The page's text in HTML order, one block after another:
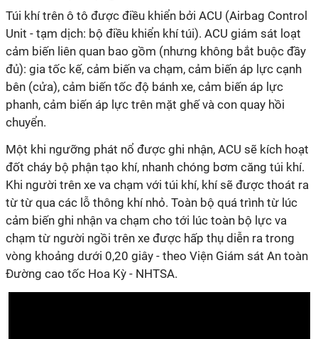
Túi khí trên ô tô được điều khiển bởi ACU (Airbag Control
Unit - tạm dịch: bộ điều khiển khí túi). ACU giám sát loạt
cảm biến liên quan bao gồm (nhưng không bắt buộc đầy
đủ): gia tốc kế, cảm biến va chạm, cảm biến áp lực cạnh
bên (cửa), cảm biến tốc độ bánh xe, cảm biến áp lực
phanh, cảm biến áp lực trên mặt ghế và con quay hồi
chuyển.
Một khi ngưỡng phát nổ được ghi nhận, ACU sẽ kích hoạt
đốt cháy bộ phận tạo khí, nhanh chóng bơm căng túi khí.
Khi người trên xe va chạm với túi khí, khí sẽ được thoát ra
từ từ qua các lỗ thông khí nhỏ. Toàn bộ quá trình từ lúc
cảm biến ghi nhận va chạm cho tới lúc toàn bộ lực va
chạm từ người ngồi trên xe được hấp thụ diễn ra trong
vòng khoảng dưới 0,20 giây - theo Viện Giám sát An toàn
Đường cao tốc Hoa Kỳ - NHTSA.